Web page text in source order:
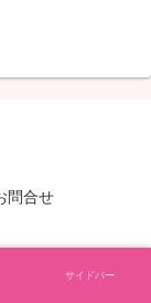
問合せ
サイドバー